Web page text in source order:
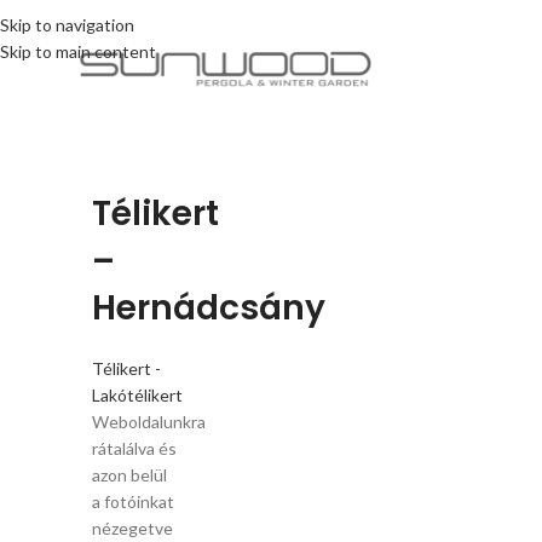
Skip to navigation
Skip to main content
Télikert
–
Hernádcsány
Télikert -
Lakótélikert
Weboldalunkra
rátalálva és
azon belül
a fotóinkat
nézegetve